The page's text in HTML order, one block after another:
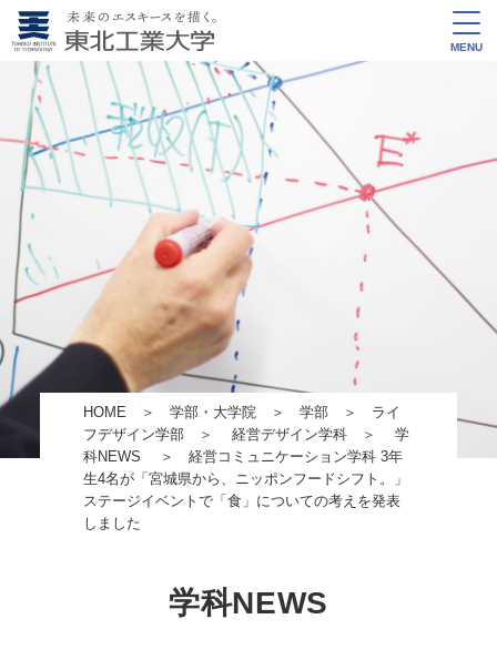
MENU
HOME ＞ 学部・大学院＞ 学部＞ ライ
フデザイン学部＞ 経営デザイン学科＞
学
科NEWS
＞ 経営コミュニケーション学科 3年
生4名が「宮城県から、ニッポンフードシフト。」
ステージイベントで「食」についての考えを発表
しました
学科NEWS